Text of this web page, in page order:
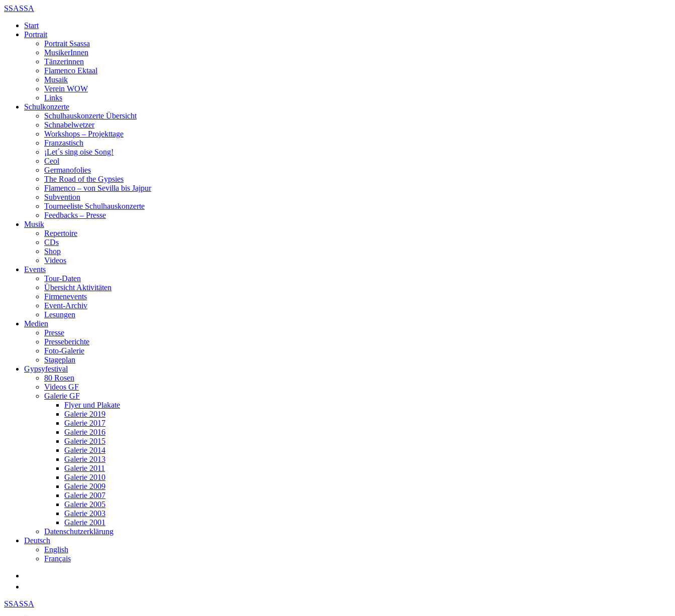
SSASSA
Start
Portrait
Portrait Ssassa
MusikerInnen
Tänzerinnen
Flamenco Ektaal
Musaik
Verein WOW
Links
Schulkonzerte
Schulhauskonzerte Übersicht
Schnabelwetzer
Workshops – Projekttage
Franzastisch
¡Let´s sing oise Song!
Ceol
Germanofolies
The Road of the Gypsies
Flamenco – von Sevilla bis Jajpur
Subvention
Tourneeliste Schulhauskonzerte
Feedbacks – Presse
Musik
Repertoire
CDs
Shop
Videos
Events
Tour-Daten
Übersicht Aktivitäten
Firmenevents
Event-Archiv
Lesungen
Medien
Presse
Presseberichte
Foto-Galerie
Stageplan
Gypsyfestival
80 Rosen
Videos GF
Galerie GF
Flyer und Plakate
Galerie 2019
Galerie 2017
Galerie 2016
Galerie 2015
Galerie 2014
Galerie 2013
Galerie 2011
Galerie 2010
Galerie 2009
Galerie 2007
Galerie 2005
Galerie 2003
Galerie 2001
Datenschutzerklärung
Deutsch
English
Français
SSASSA